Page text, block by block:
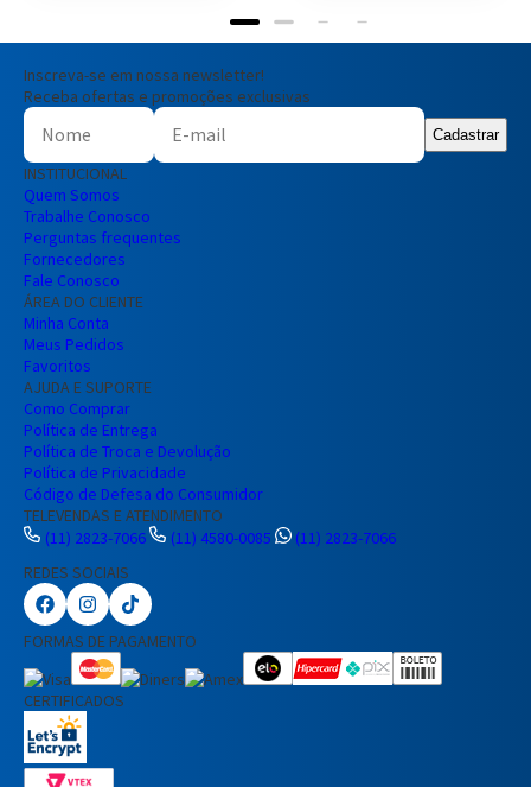
Inscreva-se em nossa newsletter!
Receba ofertas e promoções exclusivas
Cadastrar
INSTITUCIONAL
Quem Somos
Trabalhe Conosco
Perguntas frequentes
Fornecedores
Fale Conosco
ÁREA DO CLIENTE
Minha Conta
Meus Pedidos
Favoritos
AJUDA E SUPORTE
Como Comprar
Política de Entrega
Política de Troca e Devolução
Política de Privacidade
Código de Defesa do Consumidor
TELEVENDAS E ATENDIMENTO
(11) 2823-7066
(11) 4580-0085
(11) 2823-7066
REDES SOCIAIS
FORMAS DE PAGAMENTO
CERTIFICADOS
Nome Completo